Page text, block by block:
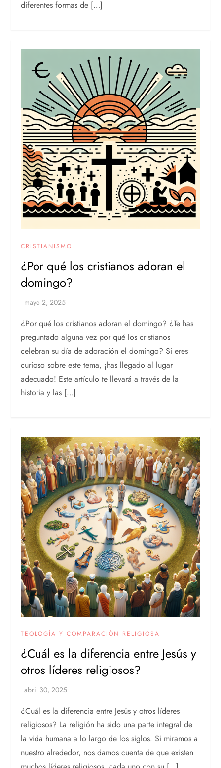
diferentes formas de […]
CRISTIANISMO
¿Por qué los cristianos adoran el
domingo?
¿Por qué los cristianos adoran el domingo? ¿Te has
preguntado alguna vez por qué los cristianos
celebran su día de adoración el domingo? Si eres
curioso sobre este tema, ¡has llegado al lugar
adecuado! Este artículo te llevará a través de la
historia y las […]
TEOLOGÍA Y COMPARACIÓN RELIGIOSA
¿Cuál es la diferencia entre Jesús y
otros líderes religiosos?
¿Cuál es la diferencia entre Jesús y otros líderes
religiosos? La religión ha sido una parte integral de
la vida humana a lo largo de los siglos. Si miramos a
nuestro alrededor, nos damos cuenta de que existen